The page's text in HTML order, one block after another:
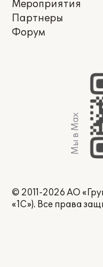
Мероприятия
Партнеры
Форум
Мы в Max
© 2011-2026 АО
«1С»). Все права